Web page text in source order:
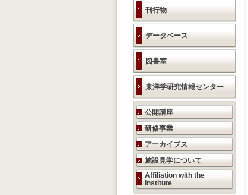
刊行物
データベース
図書室
東洋学研究情報センター
研究活動のご案内
公開講座
研修事業
アーカイブス
施設見学について
Affiliation with the
Institute